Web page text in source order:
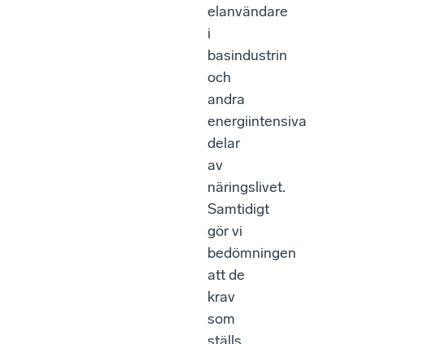
elanvändare
i
basindustrin
och
andra
energiintensiva
delar
av
näringslivet.
Samtidigt
gör vi
bedömningen
att de
krav
som